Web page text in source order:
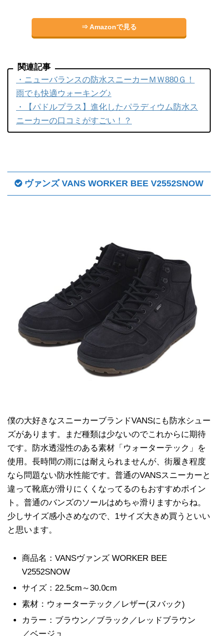
⇒ Amazonで見る
関連記事
・ニューバランスの防水スニーカーＭＷ880Ｇ！
雨でも快適ウォーキング♪
・【パドルプラス】進化したパラディウム防水ス
ニーカーの口コミがすごい！？
ヴァンズ VANS WORKER BEE V2552SNOW
僕の大好きなスニーカーブランドVANSにも防水シュー
ズがあります。まだ種類は少ないのでこれからに期待
です。防水透湿性のある素材「ウォーターテック」を
使用。長時間の雨には耐えられませんが、街履き程度
なら問題ない防水性能です。普通のVANSスニーカーと
違って靴底が滑りにくくなってるのもおすすめポイン
ト。普通のバンズのソールはめちゃ滑りますからね。
少しサイズ感小さめなので、1サイズ大きめ買うといい
と思います。
商品名：VANSヴァンズ WORKER BEE
V2552SNOW
サイズ：22.5cm～30.0cm
素材：ウォーターテック／レザー(ヌバック)
カラー：ブラウン／ブラック／レッドブラウン
／ベージュ